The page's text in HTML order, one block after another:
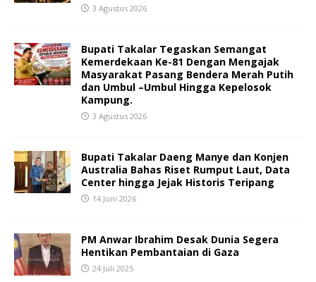
3 Agustus 2026
Bupati Takalar Tegaskan Semangat
Kemerdekaan Ke-81 Dengan Mengajak
Masyarakat Pasang Bendera Merah Putih
dan Umbul –Umbul Hingga Kepelosok
Kampung.
3 Agustus 2026
Bupati Takalar Daeng Manye dan Konjen
Australia Bahas Riset Rumput Laut, Data
Center hingga Jejak Historis Teripang
14 Juni 2026
PM Anwar Ibrahim Desak Dunia Segera
Hentikan Pembantaian di Gaza
24 Juli 2025